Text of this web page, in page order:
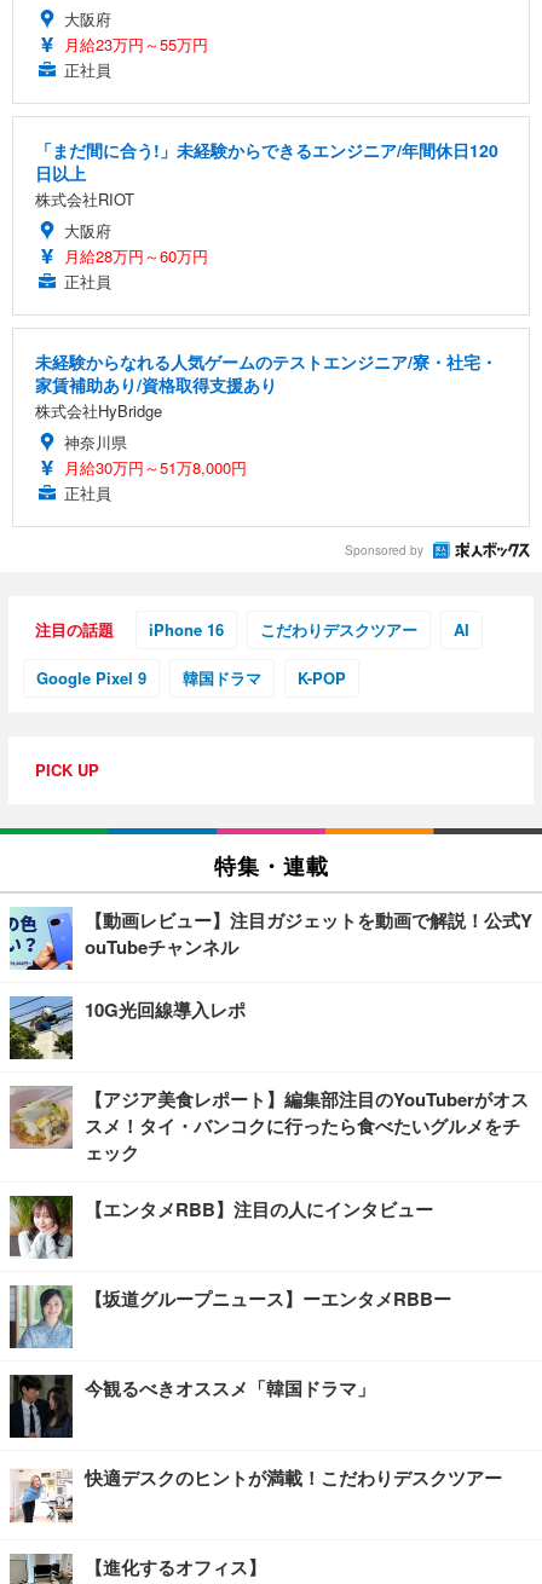
大阪府
月給23万円～55万円
正社員
「まだ間に合う!」未経験からできるエンジニア/年間休日120
日以上
株式会社RIOT
大阪府
月給28万円～60万円
正社員
未経験からなれる人気ゲームのテストエンジニア/寮・社宅・
家賃補助あり/資格取得支援あり
株式会社HyBridge
神奈川県
月給30万円～51万8,000円
正社員
Sponsored by
注目の話題 iPhone 16 こだわりデスクツアー AI
Google Pixel 9 韓国ドラマ K-POP
PICK UP
特集・連載
【動画レビュー】注目ガジェットを動画で解説！公式Y
ouTubeチャンネル
10G光回線導入レポ
【アジア美食レポート】編集部注目のYouTuberがオス
スメ！タイ・バンコクに行ったら食べたいグルメをチ
ェック
【エンタメRBB】注目の人にインタビュー
【坂道グループニュース】ーエンタメRBBー
今観るべきオススメ「韓国ドラマ」
快適デスクのヒントが満載！こだわりデスクツアー
【進化するオフィス】